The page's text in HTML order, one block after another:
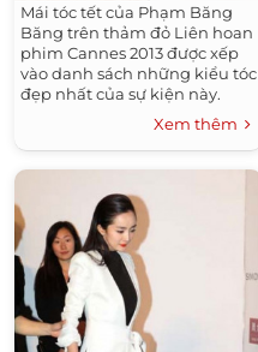
Mái tóc tết của Phạm Băng
Băng trên thảm đỏ Liên hoan
phim Cannes 2013 được xếp
vào danh sách những kiểu tóc
đẹp nhất của sự kiện này.
Xem thêm